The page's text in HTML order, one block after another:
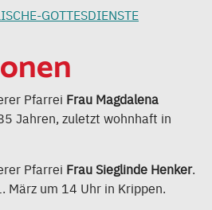
GOTTESDIENSTE
Pfarrei Frau Magdalena
Jahren, zuletzt wohnhaft in
Pfarrei Frau Sieglinde Henker.
März um 14 Uhr in Krippen.